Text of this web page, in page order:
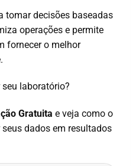
tomar decisões baseadas
operações e permite
fornecer o melhor
laboratório?
Gratuita e veja como o
dados em resultados